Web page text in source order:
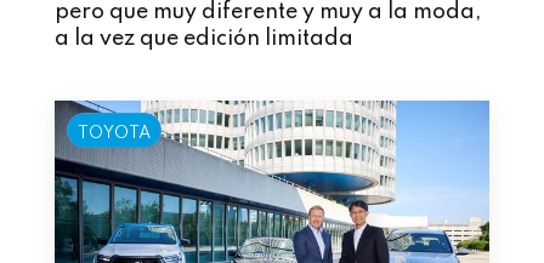
pero que muy diferente y muy a la moda,
a la vez que edición limitada
TOYOTA